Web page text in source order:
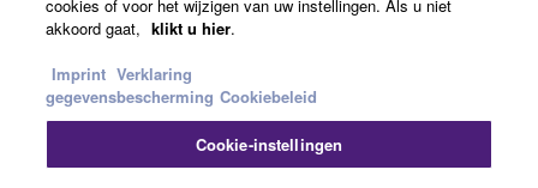
Contact opnemenTerms of UsePrivacy Policy
cookies of voor het wijzigen van uw instellingen. Als u niet
akkoord gaat, klikt u hier.
Imprint Verklaring
gegevensbescherming Cookiebeleid
Cookie-instellingen